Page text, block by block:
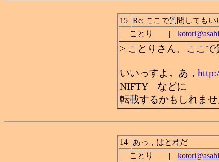
15
Re: ここで質問してもい
ことり |
> ことりさん、ここ
いいっすよ。あ，
NIFTY などに
転載するかもしれま
14
あっ，はと君だ
ことり |